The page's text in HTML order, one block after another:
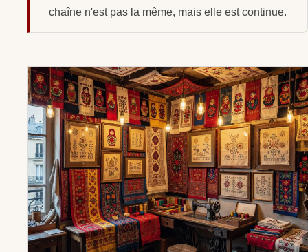
chaîne n'est pas la même, mais elle est continue.